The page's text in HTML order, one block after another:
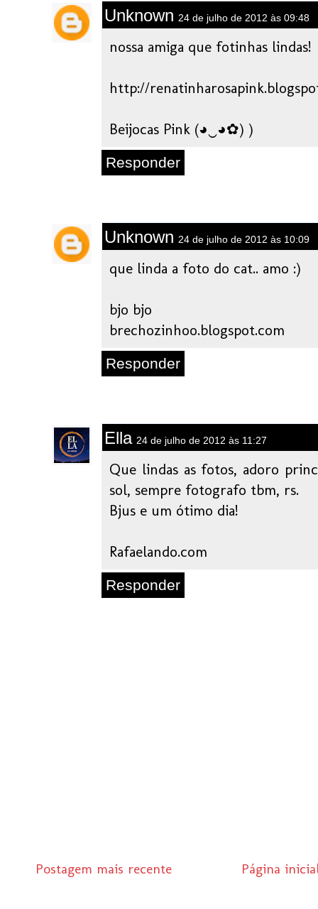
Unknown 24 de julho de 2012 às 09:48
nossa amiga que fotinhas lindas!
http://
Beijocas Pink (◕‿◕✿) )
Responder
Unknown 24 de julho de 2012 às 10:09
que linda a foto do cat.. amo :)
bjo bjo
brechozinhoo.blogspot.com
Responder
Ella 24 de julho de 2012 às 11:27
Que lindas as fotos, adoro
sol, sempre fotografo tbm, rs.
Bjus e um ótimo dia!
Rafaelando.com
Responder
Postagem mais recente Página